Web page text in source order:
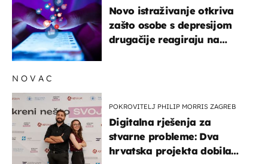
Novo istraživanje otkriva
zašto osobe s depresijom
drugačije reagiraju na
NOVAC
POKROVITELJ PHILIP MORRIS ZAGREB
Digitalna rješenja za
stvarne probleme: Dva
hrvatska projekta dobila